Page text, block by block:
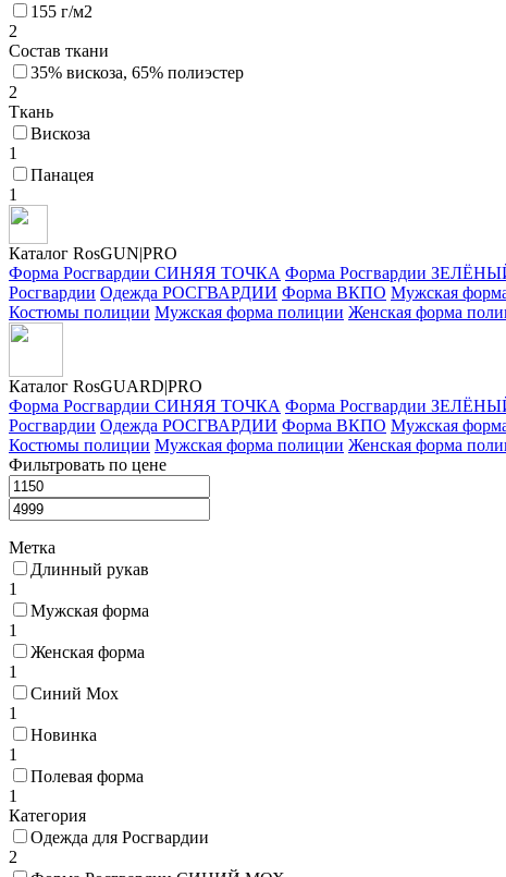
155 г/м2
2
Состав ткани
35% вискоза, 65% полиэстер
2
Ткань
Вискоза
1
Панацея
1
Каталог RosGUN|PRO
Форма Росгвардии СИНЯЯ ТОЧКА Форма Росгвардии
Росгвардии Одежда РОСГВАРДИИ Форма ВКПО Мужская
Костюмы полиции Мужская форма полиции Женская форма
Каталог RosGUARD|PRO
Форма Росгвардии СИНЯЯ ТОЧКА Форма Росгвардии
Росгвардии Одежда РОСГВАРДИИ Форма ВКПО Мужская
Костюмы полиции Мужская форма полиции Женская форма
Фильтровать по цене
Метка
Длинный рукав
1
Мужская форма
1
Женская форма
1
Синий Мох
1
Новинка
1
Полевая форма
1
Категория
Одежда для Росгвардии
2